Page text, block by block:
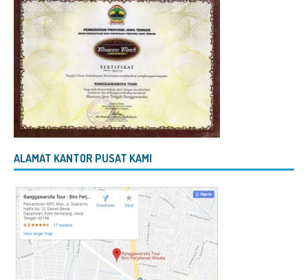
ALAMAT KANTOR PUSAT KAMI